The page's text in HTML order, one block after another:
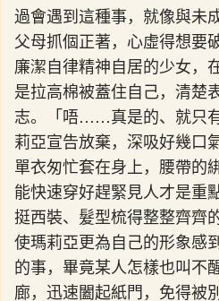
過會遇到這種事，就像與未
父母抓個正著，心虛得想要
廉潔自律精神自居的少女，
是拉高棉被蓋住自己，清楚
志。「唔……真是的、就只
莉亞宣告放棄，深吸好幾口
單衣匆忙套在身上，腰帶的
能快速穿好趕緊見人才是重
挺西裝、髮型梳得整整齊齊
使瑪莉亞更為自己的形象感
的事，畢竟某人怎樣也叫不
廊，迅速闔起紙門，免得被